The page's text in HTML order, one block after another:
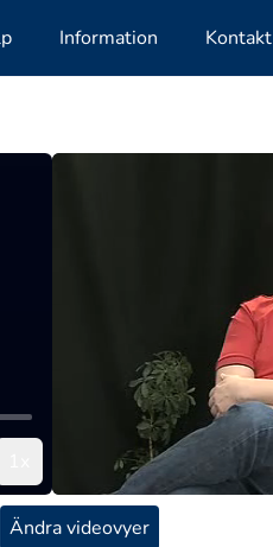
Information Kontakt
Ändra videovyer